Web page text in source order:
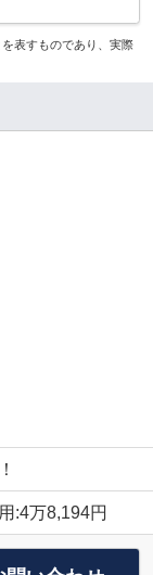
表すものであり、実際
:4万8,194円